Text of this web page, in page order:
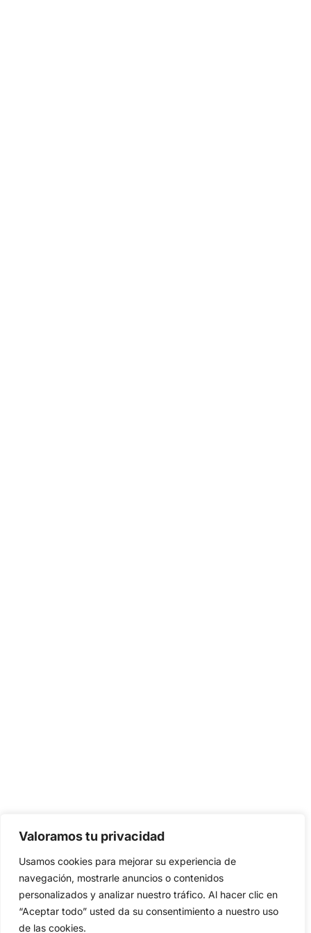
Valoramos tu privacidad
Usamos cookies para mejorar su experiencia de
navegación, mostrarle anuncios o contenidos
personalizados y analizar nuestro tráfico. Al hacer clic en
“Aceptar todo” usted da su consentimiento a nuestro uso
de las cookies.